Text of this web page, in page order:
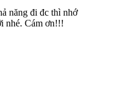
năng đi đc thì nhớ
nhé. Cám ơn!!!